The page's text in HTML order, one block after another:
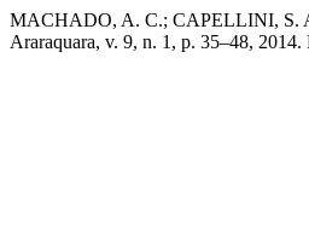
MACHADO, A. C.; CAPELLINI, S. A.
Araraquara, v. 9, n. 1, p. 35–48,